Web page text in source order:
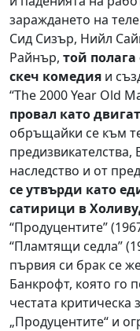
зараждането на
Сид Сизър, Нийл
Райнър, той
скеч комедия и
“The 2000 Year Old
провал като
обръщайки се към
предизвикателства,
наследство и от
се утвърди като
сатирици в
“Продуцентите”
“Пламтящи седла”
първия си брак се
Банкрофт, която го
честата критическа
„Продуцентите“ и